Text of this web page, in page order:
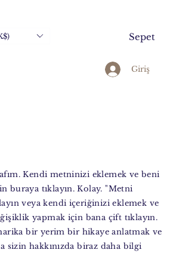
Sepet
Giriş
Kendi metninizi eklemek ve beni
buraya tıklayın. Kolay. "Metni
veya kendi içeriğinizi eklemek ve
yapmak için bana çift tıklayın.
bir yerim bir hikaye anlatmak ve
sizin hakkınızda biraz daha bilgi